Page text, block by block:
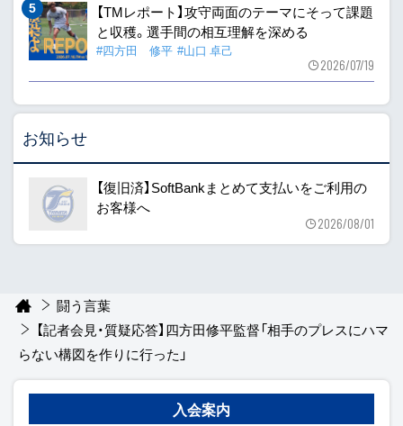
【TMレポート】攻守両面のテーマにそって課題
と収穫。選手間の相互理解を深める
#四方田 修平 #山口 卓己
2026/07/19
お知らせ
【復旧済】SoftBankまとめて支払いをご利用の
お客様へ
2026/08/01
闘う言葉
【記者会見・質疑応答】四方田修平監督「相手のプレスにハマ
らない構図を作りに行った」
入会案内